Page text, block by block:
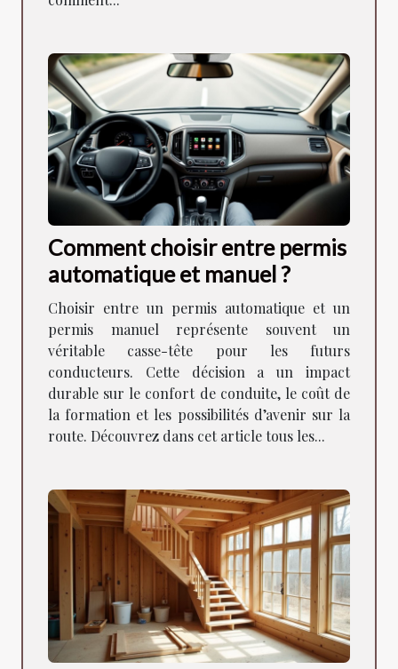
Comment choisir entre permis
automatique et manuel ?
Choisir entre un permis automatique et un
permis manuel représente souvent un
véritable casse-tête pour les futurs
conducteurs. Cette décision a un impact
durable sur le confort de conduite, le coût de
la formation et les possibilités d’avenir sur la
route. Découvrez dans cet article tous les...